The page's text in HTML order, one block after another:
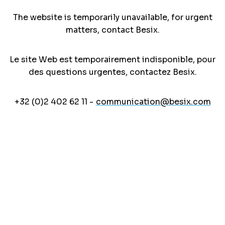
The website is temporarily unavailable, for urgent
matters, contact Besix.
Le site Web est temporairement indisponible, pour
des questions urgentes, contactez Besix.
+32 (0)2 402 62 11 - communication@besix.com